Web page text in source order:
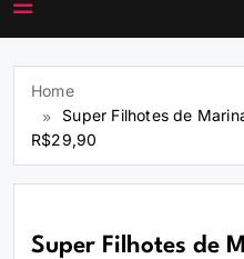
Home
Super Filhotes de
R$29,90
Super Filhotes de